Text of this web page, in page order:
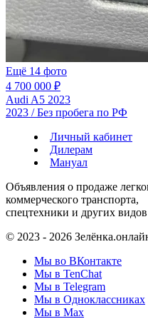
Ещё 14 фото
4 700 000 ₽
Audi A5 2023
2023 / Без пробега по РФ
Личный кабинет
Дилерам
Мануал
Объявления о продаже
коммерческого транспорта,
спецтехники и других
© 2023 - 2026
Мы во ВКонтакте
Мы в TenChat
Мы в Telegram
Мы в Одноклассниках
Мы в Max